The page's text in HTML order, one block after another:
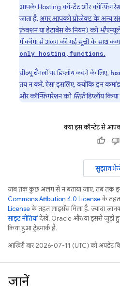
आपकेHostingकॉन्टेंट और
जाता है.अगर आपको प्रोजेक्ट के अन्य
फ़ंक्शन या डेटाबेस के नियम) कोभी
में कॉमा से अलग की गई सूची के साथ
only hosting,functions.
प्रीव्यू चैनलों पर डिप्लॉय करने के लिए,
तय न करें. ऐसा इसलिए, क्योंकि इन
और कॉन्फ़िगरेशन कोसिर्फ़डिप्लॉय
क्या इस कॉन्टेंट से
सुझाव
जब तक कुछ अलग से न बताया जाए, तब तक इस
Commons Attribution 4.0 Licenseके
Licenseके तहत लाइसेंस मिला है. ज़्यादा
साइट नीतियांदेखें. Oracle और/या इससे जुड़ी
किया हुआ ट्रेडमार्क है.
आखिरी बार 2026-07-11 (UTC) को अपडेट
जानें